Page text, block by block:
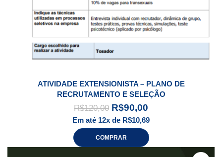
ATIVIDADE EXTENSIONISTA – PLANO DE
RECRUTAMENTO E SELEÇÃO
R$120,00 R$90,00
Em até 12x de R$10,69
COMPRAR